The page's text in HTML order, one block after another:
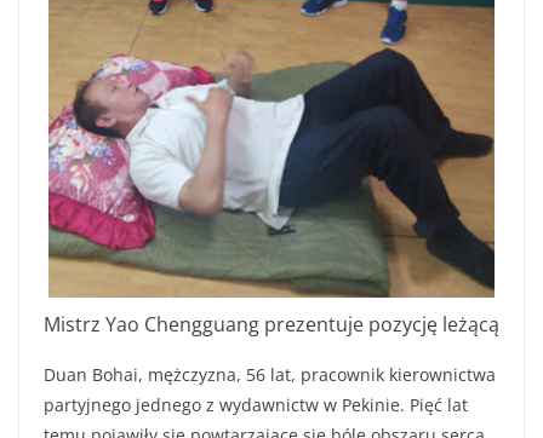
Mistrz Yao Chengguang prezentuje pozycję leżącą
Duan Bohai, mężczyzna, 56 lat, pracownik kierownictwa
partyjnego jednego z wydawnictw w Pekinie. Pięć lat